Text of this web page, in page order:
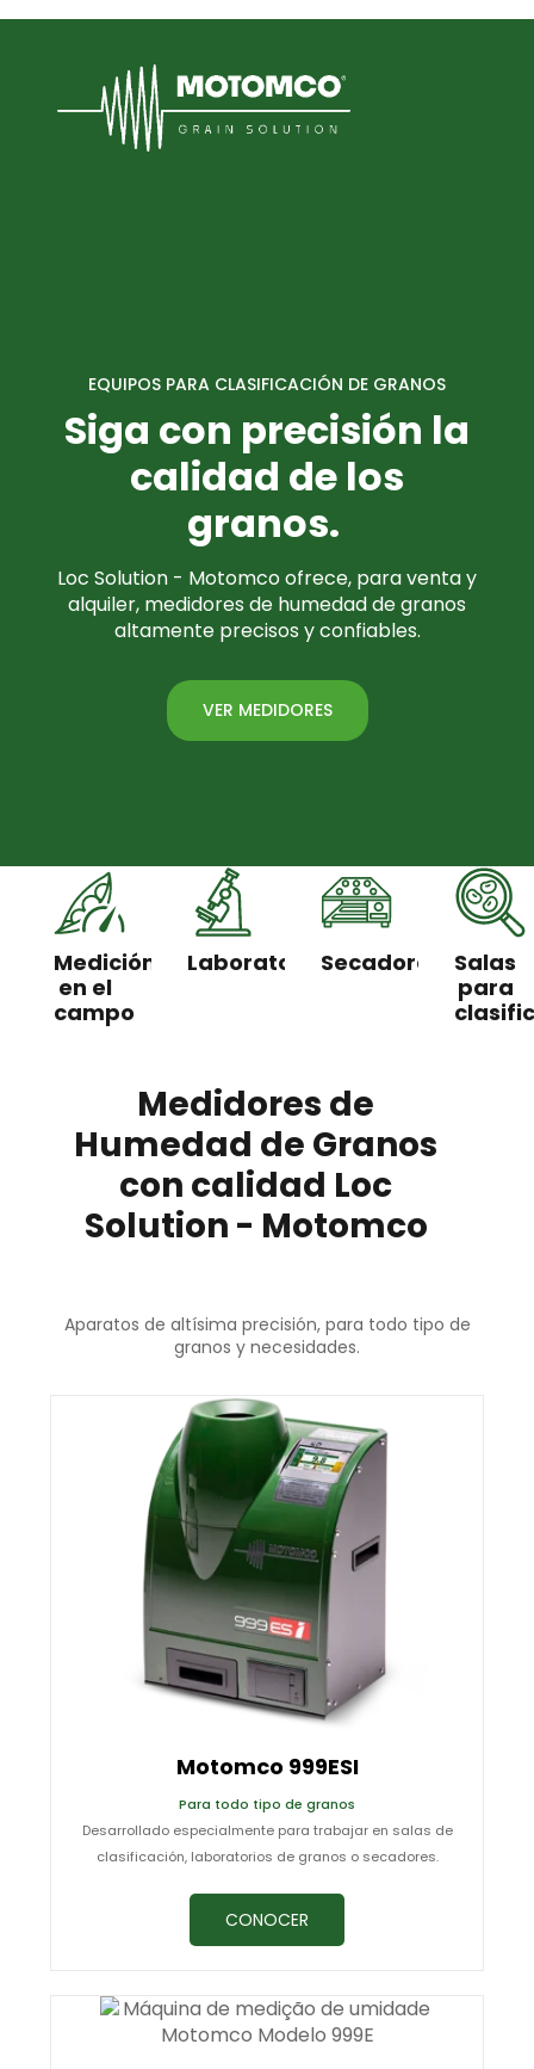
EQUIPOS PARA CLASIFICACIÓN DE GRANOS
Siga con precisión la
calidad de los
granos.
Loc Solution - Motomco ofrece, para venta y
alquiler, medidores de humedad de granos
altamente precisos y confiables.
VER MEDIDORES
Medición
en el
campo
LaboratoriosSecadores
Salas
para
Medidores de
Humedad de Granos
con calidad Loc
Solution - Motomco
Aparatos de altísima precisión, para todo tipo de
granos y necesidades.
Motomco 999ESI
Para todo tipo de granos
Desarrollado especialmente para trabajar en salas de
clasificación, laboratorios de granos o secadores.
CONOCER